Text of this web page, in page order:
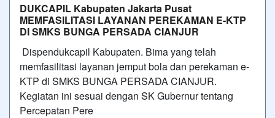
DUKCAPIL Kabupaten Jakarta Pusat
MEMFASILITASI LAYANAN PEREKAMAN E-KTP
DI SMKS BUNGA PERSADA CIANJUR
Dispendukcapil Kabupaten. Bima yang telah
memfasilitasi layanan jemput bola dan perekaman e-
KTP di SMKS BUNGA PERSADA CIANJUR.
Kegiatan ini sesuai dengan SK Gubernur tentang
Percepatan Pere